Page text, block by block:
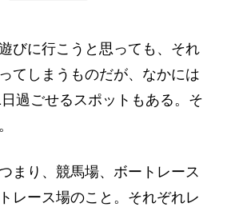
びに行こうと思っても、それ
てしまうものだが、なかには
過ごせるスポットもある。そ
まり、競馬場、ボートレース
レース場のこと。それぞれレ